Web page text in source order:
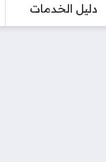
دليل الخدمات